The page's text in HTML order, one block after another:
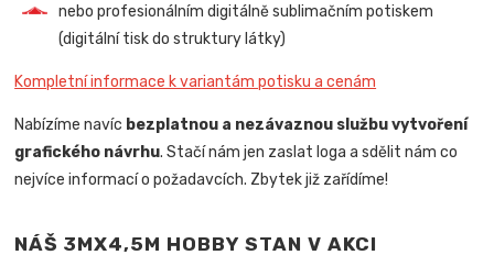
nebo profesionálním digitálně sublimačním potiskem
(digitální tisk do struktury látky)
Kompletní informace k variantám potisku a cenám
Nabízíme navíc bezplatnou a nezávaznou službu vytvoření
grafického návrhu. Stačí nám jen zaslat loga a sdělit nám co
nejvíce informací o požadavcích. Zbytek již zařídíme!
NÁŠ 3MX4,5M HOBBY STAN V AKCI